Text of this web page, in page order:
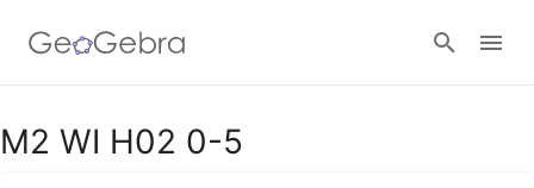
Google Classroom
M2 WI H02 0-5